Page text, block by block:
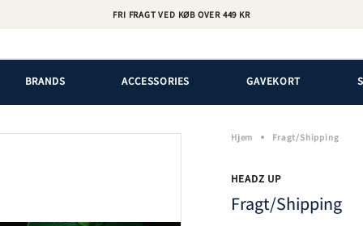
FRI FRAGT VED KØB OVER 449 KR
BRANDS ACCESSORIES GAVEKORT
Hjem Fragt/Shipping
HEADZ UP
Fragt/Shipping